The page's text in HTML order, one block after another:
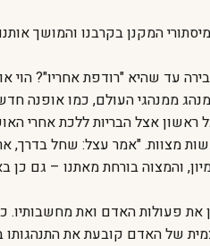
המקנן בקרבנו והמושך
עד שהיא "רודפת אחריו"? הוי
ממנהגי העולם, כמו אופנה
אצל הבריות ללכת אחרי
מצוות. "אמר עצל: שחל בדרך,
והמצוה בורחת מאתנו – גם
את פעולות האדם ואת מחשבותיו.
של האדם קובעת את התנהגותו